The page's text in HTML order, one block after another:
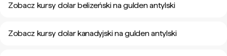
Zobacz kursy dolar belizeński na gulden antylski
Zobacz kursy dolar kanadyjski na gulden antylski